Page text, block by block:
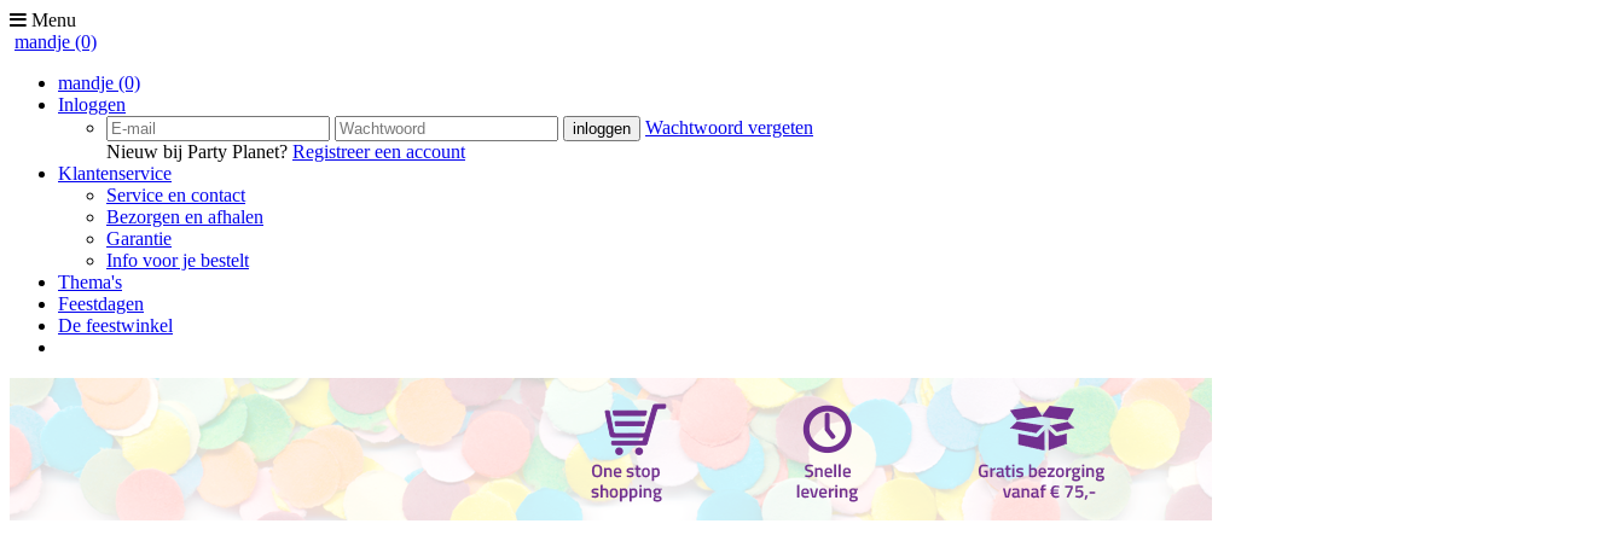
Menu
mandje (0)
mandje (0)
Inloggen
Wachtwoord vergeten
Nieuw bij Party Planet? Registreer een account
Klantenservice
Service en contact
Bezorgen en afhalen
Garantie
Info voor je bestelt
Thema's
Feestdagen
De feestwinkel